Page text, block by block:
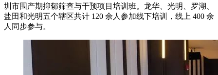
圳市围产期抑郁筛查与干预项目培训班。龙华、光明、罗湖、
盐田和光明五个辖区共计 120 余人参加线下培训，线上 400 余
人同步参与。